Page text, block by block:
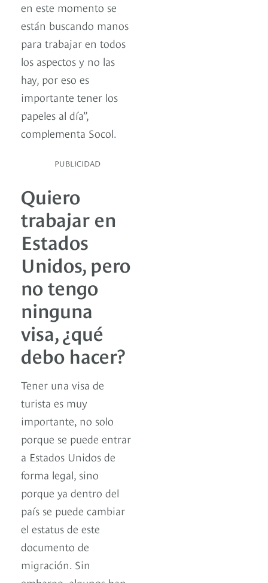
en este momento se
están buscando manos
para trabajar en todos
los aspectos y no las
hay, por eso es
importante tener los
papeles al día”,
complementa Socol.
PUBLICIDAD
Quiero
trabajar en
Estados
Unidos, pero
no tengo
ninguna
visa, ¿qué
debo hacer?
Tener una visa de
turista es muy
importante, no solo
porque se puede entrar
a Estados Unidos de
forma legal, sino
porque ya dentro del
país se puede cambiar
el estatus de este
documento de
migración. Sin